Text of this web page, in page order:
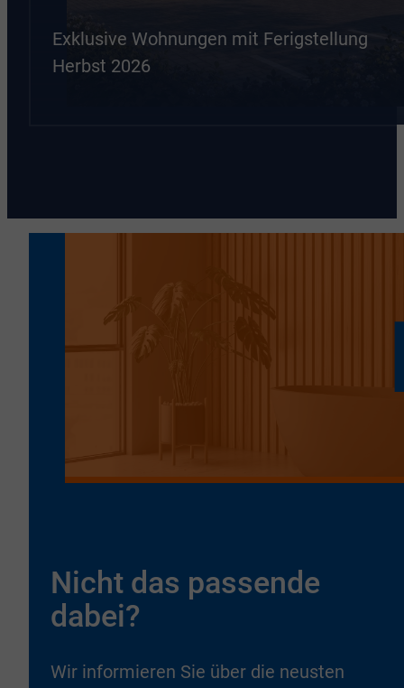
Exklusive Wohnungen mit Ferigstellung
Herbst 2026
Nicht das passende
dabei?
Wir informieren Sie über die neusten